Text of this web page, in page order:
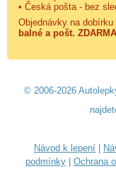
• Česká pošta - bez
Objednávky na dobírku
balné a pošt. ZDARMA
© 2006-2026
Návod k lepení
podmínky
Ochrana